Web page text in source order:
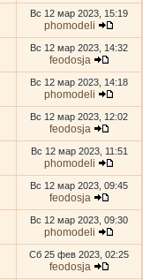
Вс 12 мар 2023, 15:19
phomodeli
Вс 12 мар 2023, 14:32
feodosja
Вс 12 мар 2023, 14:18
phomodeli
Вс 12 мар 2023, 12:02
feodosja
Вс 12 мар 2023, 11:51
phomodeli
Вс 12 мар 2023, 09:45
feodosja
Вс 12 мар 2023, 09:30
phomodeli
Сб 25 фев 2023, 02:25
feodosja